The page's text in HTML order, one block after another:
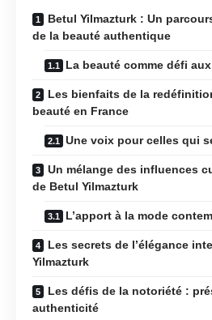
Betul Yilmazturk : Un
de la beauté authentique
La beauté comme défi
Les bienfaits de la
beauté en France
Une voix pour celles qui
Un mélange des influences
de Betul Yilmazturk
L’apport à la mode
Les secrets de l’élégance
Yilmazturk
Les défis de la notoriété :
authenticité